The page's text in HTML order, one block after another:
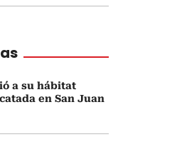
a su hábitat
en San Juan